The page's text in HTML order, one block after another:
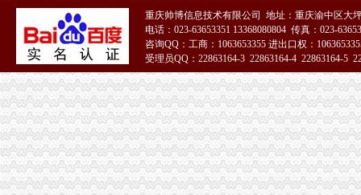
市重庆代办公司工商系统公务员招录面试工作圆满结束
市局充分发挥登记管理职能作用 服务“两翼”重庆分公司注销农户万元增收成效
注册局大力推进重庆农村商业银行股份有限公司重组上市重庆税务注销
长寿局重庆代办公司大力促进非公经济组织创先争优
经开区局重庆营业执照注销化监管工作规范美博会广告宣
江津局大力扶持微型企业参与市重庆公司注销场竞争
北碚局重庆代办公司开展涉外中介行业清理整顿
合川局重庆分公司注销积做好微型企业持续发展工作
市重庆代办公司局副局长李林出席巴南工商分局与邹城市工商局友好合作协议
市重庆营业执照注销局副局长李林出席北碚区学校食品安全义务监督员聘任大会
江津局重庆税务注销加知识产权保护力度
合川局荣获“2010年全国清理整顿人力资源市场秩序专项行动突出成绩单位”重
重庆帅博信息技术有限公司 地址：重庆渝中区大
电话：023-63653351 13368080804 传真：023-
咨询QQ：工商：1063653355 进出口权：
受理员QQ：22863164-3 22863164-4 22863164-5